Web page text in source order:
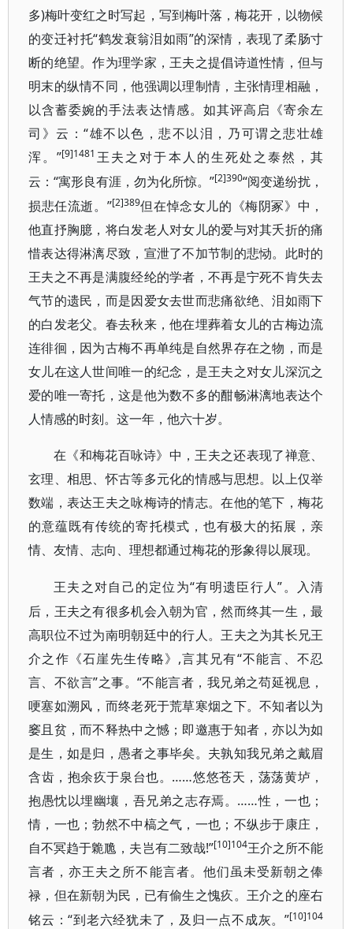
多)梅叶变红之时写起，写到梅叶落，梅花开，以物候
的变迁衬托“鹤发衰翁泪如雨”的深情，表现了柔肠寸
断的绝望。作为理学家，王夫之提倡诗道性情，但与
明末的纵情不同，他强调以理制情，主张情理相融，
以含蓄委婉的手法表达情感。如其评高启《寄余左
司》云：“雄不以色，悲不以泪，乃可谓之悲壮雄
浑。”[9]1481 王夫之对于本人的生死处之泰然，其
云：“寓形良有涯，勿为化所惊。”[2]390“阅变递纷扰，
损悲任流逝。”[2]389但在悼念女儿的《梅阴冢》中，
他直抒胸臆，将白发老人对女儿的爱与对其夭折的痛
惜表达得淋漓尽致，宣泄了不加节制的悲恸。此时的
王夫之不再是满腹经纶的学者，不再是宁死不肯失去
气节的遗民，而是因爱女去世而悲痛欲绝、泪如雨下
的白发老父。春去秋来，他在埋葬着女儿的古梅边流
连徘徊，因为古梅不再单纯是自然界存在之物，而是
女儿在这人世间唯一的纪念，是王夫之对女儿深沉之
爱的唯一寄托，这是他为数不多的酣畅淋漓地表达个
人情感的时刻。这一年，他六十岁。
在《和梅花百咏诗》中，王夫之还表现了禅意、
玄理、相思、怀古等多元化的情感与思想。以上仅举
数端，表达王夫之咏梅诗的情志。在他的笔下，梅花
的意蕴既有传统的寄托模式，也有极大的拓展，亲
情、友情、志向、理想都通过梅花的形象得以展现。
王夫之对自己的定位为“有明遗臣行人”。入清
后，王夫之有很多机会入朝为官，然而终其一生，最
高职位不过为南明朝廷中的行人。王夫之为其长兄王
介之作《石崖先生传略》,言其兄有“不能言、不忍
言、不欲言”之事。“不能言者，我兄弟之苟延视息，
哽塞如溯风，而终老死于荒草寒烟之下。不知者以为
窭且贫，而不释热中之憾；即邀惠于知者，亦以为如
是生，如是归，愚者之事毕矣。夫孰知我兄弟之戴眉
含齿，抱余疚于泉台也。……悠悠苍天，荡荡黄垆，
抱愚忱以埋幽壤，吾兄弟之志存焉。……性，一也；
情，一也；勃然不中槁之气，一也；不纵步于康庄，
自不冥趋于臲卼，夫岂有二致哉!”[10]104王介之所不能
言者，亦王夫之所不能言者。他们虽未受新朝之俸
禄，但在新朝为民，已有偷生之愧疚。王介之的座右
铭云：“到老六经犹未了，及归一点不成灰。”[10]104